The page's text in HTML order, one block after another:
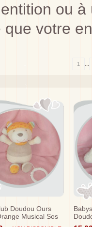
ou
que votre
1 ...
Doudou Ours
Musical Sos